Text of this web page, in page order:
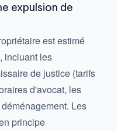
expulsion de
est estimé
, incluant les
de justice (tarifs
d'avocat, les
Les
principe